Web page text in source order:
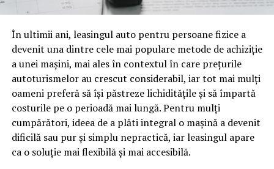
oamenii cu adevărat. Dacă transcrierea ajunge pe o
cuvinte tematice, scrise exact în limbajul în care se
caută.
Apoi vine partea de comportament. O pagină pe care
vizitatorii stau zece, cincisprezece minute ca să
urmărească replay-ul trimite un semnal greu de ignorat.
Google nu îți măsoară direct satisfacția, însă timpul
petrecut, scrollul și revenirile spun ceva despre cât de
util e materialul.
În ultimii ani, leasingul auto pentru persoane fizice a
devenit una dintre cele mai populare metode de achiziție
a unei mașini, mai ales în contextul în care prețurile
autoturismelor au crescut considerabil, iar tot mai mulți
oameni preferă să își păstreze lichiditățile și să împartă
costurile pe o perioadă mai lungă. Pentru mulți
cumpărători, ideea de a plăti integral o mașină a devenit
dificilă sau pur și simplu nepractică, iar leasingul apare
ca o soluție mai flexibilă și mai accesibilă.